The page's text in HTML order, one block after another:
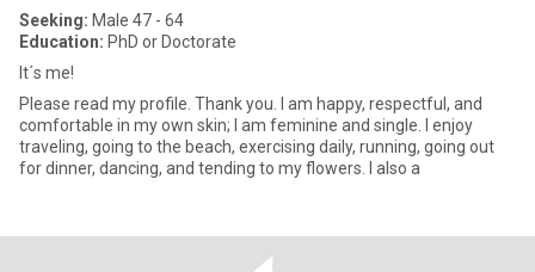
Seeking: Male 47 - 64
Education: PhD or Doctorate
It´s me!
Please read my profile. Thank you. I am happy, respectful, and
comfortable in my own skin; I am feminine and single. I enjoy
traveling, going to the beach, exercising daily, running, going out
for dinner, dancing, and tending to my flowers. I also a